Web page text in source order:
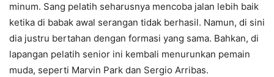
minum. Sang pelatih seharusnya mencoba jalan lebih baik
ketika di babak awal serangan tidak berhasil. Namun, di sini
dia justru bertahan dengan formasi yang sama. Bahkan, di
lapangan pelatih senior ini kembali menurunkan pemain
muda, seperti Marvin Park dan Sergio Arribas.